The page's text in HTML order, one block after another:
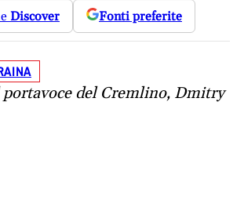
Discover Fonti preferite
del Cremlino, Dmitry